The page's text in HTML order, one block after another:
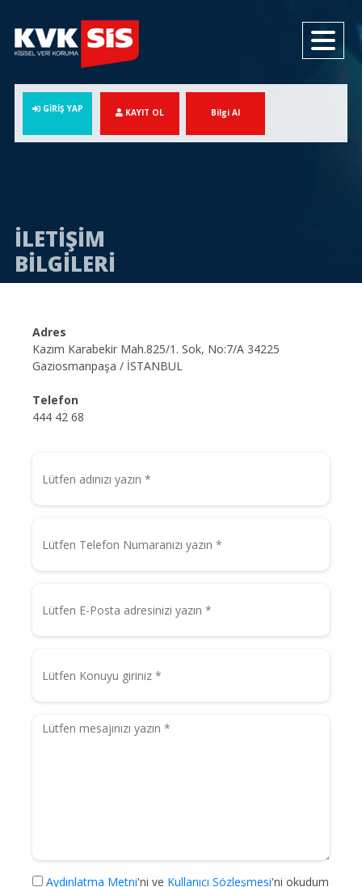
GİRİŞ YAP KAYIT OL Bilgi Al
İLETİŞİM
BİLGİLERİ
Adres
Kazım Karabekir Mah.825/1. Sok, No:7/A 34225
Gaziosmanpaşa / İSTANBUL
Telefon
444 42 68
Aydınlatma Metni'ni ve Kullanıcı Sözleşmesi'ni okudum